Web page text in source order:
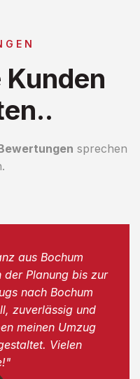
sprechen
aus Bochum
der Planung bis zur
nach Bochum
zuverlässig und
meinen Umzug
Vielen